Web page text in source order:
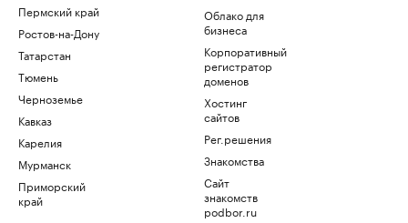
Пермский край
Ростов-на-Дону
Татарстан
Тюмень
Черноземье
Кавказ
Карелия
Мурманск
Приморский
край
Облако для
бизнеса
Корпоративный
регистратор
доменов
Хостинг
сайтов
Рег.решения
Знакомства
Сайт
знакомств
podbor.ru